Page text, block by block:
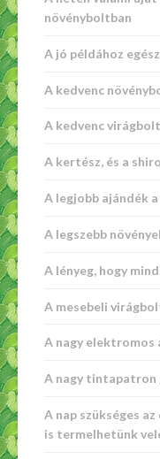
növényboltban
A jó példához
A kedvenc
A kedvenc
A kertész, és a
A legjobb ajándék
A legszebb
A lényeg, hogy
A mesebeli
A nagy
A nagy tintapatron
A nap szükséges
is termelhetünk